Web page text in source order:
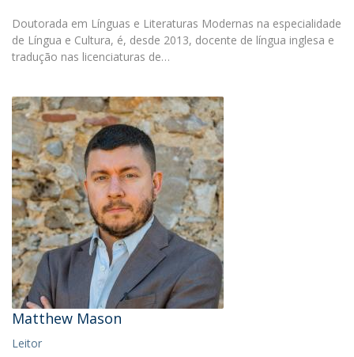
Doutorada em Línguas e Literaturas Modernas na especialidade
de Língua e Cultura, é, desde 2013, docente de língua inglesa e
tradução nas licenciaturas de…
Matthew Mason
Leitor